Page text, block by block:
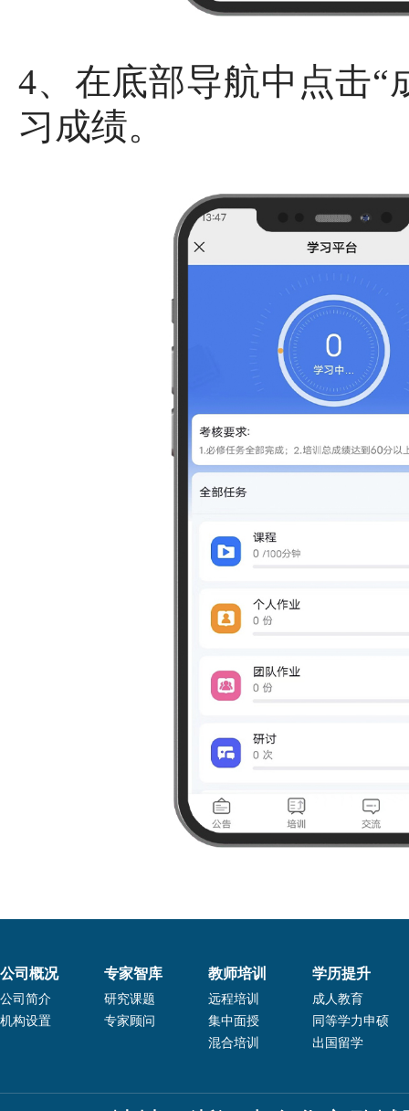
4、在底部导航中点击“
习成绩。
公司概况
公司简介
机构设置
专家智库
研究课题
专家顾问
教师培训
远程培训
集中面授
混合培训
学历提升
成人教育
同等学力申硕
出国留学